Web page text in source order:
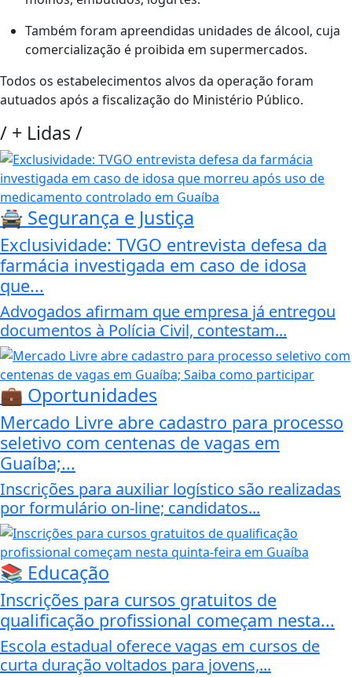
Também foram apreendidas unidades de álcool, cuja
comercialização é proibida em supermercados.
Todos os estabelecimentos alvos da operação foram
autuados após a fiscalização do Ministério Público.
/ + Lidas/
🚔 Segurança e Justiça
Exclusividade: TVGO entrevista defesa da
farmácia investigada em caso de idosa
que...
Advogados afirmam que empresa já entregou
documentos à Polícia Civil, contestam...
💼 Oportunidades
Mercado Livre abre cadastro para processo
seletivo com centenas de vagas em
Guaíba;...
Inscrições para auxiliar logístico são realizadas
por formulário on-line; candidatos...
📚 Educação
Inscrições para cursos gratuitos de
qualificação profissional começam nesta...
Escola estadual oferece vagas em cursos de
curta duração voltados para jovens,...